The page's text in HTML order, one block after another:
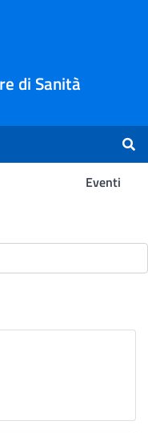
di Sanità
Eventi
-